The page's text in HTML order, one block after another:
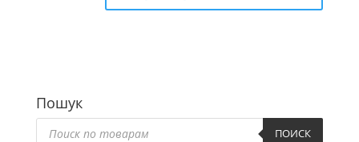
Пошук
Пошук
товарів ПОИСК